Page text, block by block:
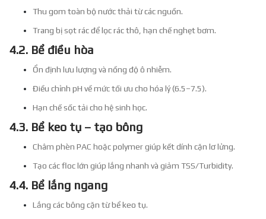
Thu gom toàn bộ nước thải từ các nguồn.
Trang bị sọt rác để lọc rác thô, hạn chế nghẹt bơm.
4.2. Bể điều hòa
Ổn định lưu lượng và nồng độ ô nhiễm.
Điều chỉnh pH về mức tối ưu cho hóa lý (6.5–7.5).
Hạn chế sốc tải cho hệ sinh học.
4.3. Bể keo tụ – tạo bông
Châm phèn PAC hoặc polymer giúp kết dính cặn lơ lửng.
Tạo các floc lớn giúp lắng nhanh và giảm TSS/Turbidity.
4.4. Bể lắng ngang
Lắng các bông cặn từ bể keo tụ.